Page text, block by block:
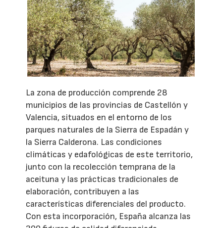
La zona de producción comprende 28
municipios de las provincias de Castellón y
Valencia, situados en el entorno de los
parques naturales de la Sierra de Espadán y
la Sierra Calderona. Las condiciones
climáticas y edafológicas de este territorio,
junto con la recolección temprana de la
aceituna y las prácticas tradicionales de
elaboración, contribuyen a las
características diferenciales del producto.
Con esta incorporación, España alcanza las